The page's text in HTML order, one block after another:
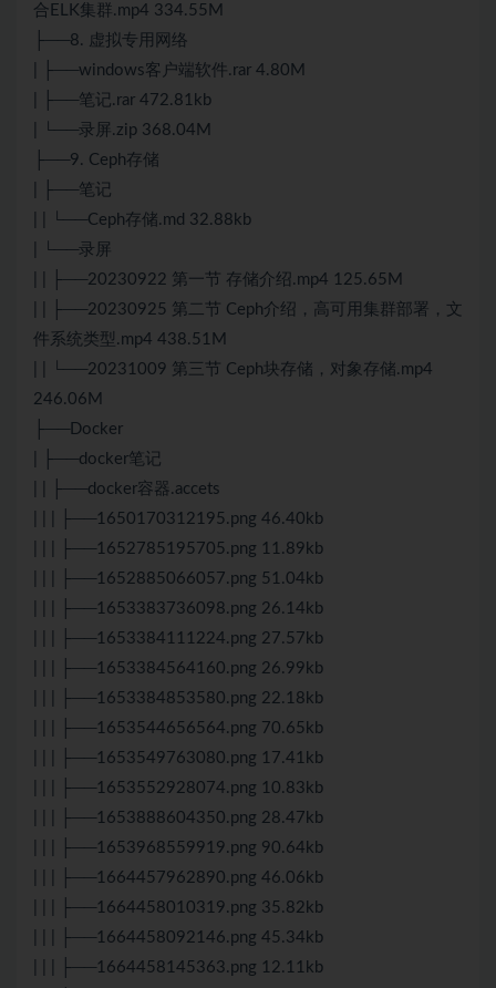
合ELK集群.mp4 334.55M
├──8. 虚拟专用网络
| ├──windows客户端软件.rar 4.80M
| ├──笔记.rar 472.81kb
| └──录屏.zip 368.04M
├──9. Ceph存储
| ├──笔记
| | └──Ceph存储.md 32.88kb
| └──录屏
| | ├──20230922 第一节 存储介绍.mp4 125.65M
| | ├──20230925 第二节 Ceph介绍，高可用集群部署，文
件系统类型.mp4 438.51M
| | └──20231009 第三节 Ceph块存储，对象存储.mp4
246.06M
├──Docker
| ├──docker笔记
| | ├──docker容器.accets
| | | ├──1650170312195.png 46.40kb
| | | ├──1652785195705.png 11.89kb
| | | ├──1652885066057.png 51.04kb
| | | ├──1653383736098.png 26.14kb
| | | ├──1653384111224.png 27.57kb
| | | ├──1653384564160.png 26.99kb
| | | ├──1653384853580.png 22.18kb
| | | ├──1653544656564.png 70.65kb
| | | ├──1653549763080.png 17.41kb
| | | ├──1653552928074.png 10.83kb
| | | ├──1653888604350.png 28.47kb
| | | ├──1653968559919.png 90.64kb
| | | ├──1664457962890.png 46.06kb
| | | ├──1664458010319.png 35.82kb
| | | ├──1664458092146.png 45.34kb
| | | ├──1664458145363.png 12.11kb